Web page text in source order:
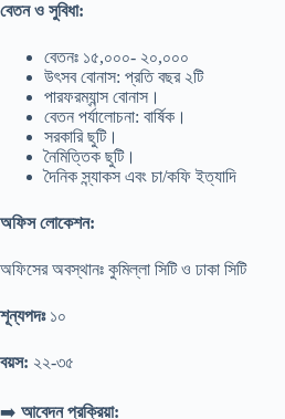
বেতন ও সুবিধা:
বেতনঃ ১৫,০০০- ২০,০০০
উৎসব বোনাস: প্রতি বছর ২টি
পারফরম্যান্স বোনাস।
বেতন পর্যালোচনা: বার্ষিক।
সরকারি ছুটি।
নৈমিত্তিক ছুটি।
দৈনিক স্ন্যাকস এবং চা/কফি ইত্যাদি
অফিস লোকেশন:
অফিসের অবস্থানঃ কুমিল্লা সিটি ও ঢাকা সিটি
শূন্যপদঃ১০
বয়স: ২২-৩৫
➡️ আবেদন প্রক্রিয়া: